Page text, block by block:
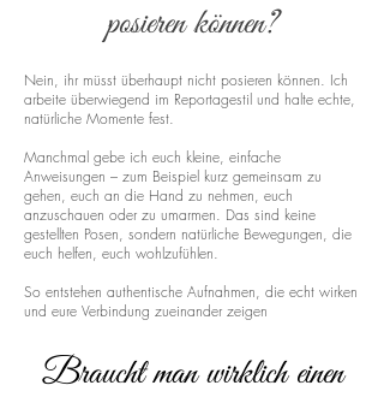
posieren können?
Nein, ihr müsst überhaupt nicht posieren können. Ich
arbeite überwiegend im Reportagestil und halte echte,
natürliche Momente fest.
Manchmal gebe ich euch kleine, einfache
Anweisungen – zum Beispiel kurz gemeinsam zu
gehen, euch an die Hand zu nehmen, euch
anzuschauen oder zu umarmen. Das sind keine
gestellten Posen, sondern natürliche Bewegungen, die
euch helfen, euch wohlzufühlen.
So entstehen authentische Aufnahmen, die echt wirken
und eure Verbindung zueinander zeigen
Braucht man wirklich einen